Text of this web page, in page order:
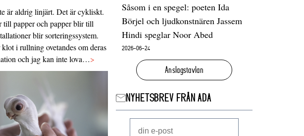
är aldrig linjärt. Det är cykliskt.
till papper och papper blir till
blir sorteringssystem.
klot i rullning ovetandes om deras
och jag kan inte lova…>
Såsom i en spegel: poeten Ida
Börjel och ljudkonstnären Jassem
Hindi speglar Noor Abed
2026-06-24
Anslagstavlan
NYHETSBREV FRÅN ADA